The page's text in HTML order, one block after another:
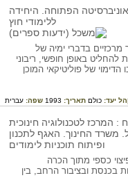
בדברי ימיה של
באופן חופשי, ריבוני
של פוליטיקאי המוכן
יעד: כולם תאריך: 1993 שפה: עברית
כספי מתוך הכרה
בכנסת ובציבור הרחב, בין